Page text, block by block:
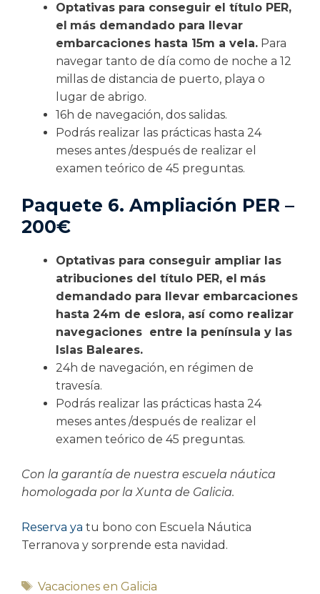
Optativas para conseguir el título PER,
el más demandado para llevar
embarcaciones hasta 15m a vela. Para
navegar tanto de día como de noche a 12
millas de distancia de puerto, playa o
lugar de abrigo.
16h de navegación, dos salidas.
Podrás realizar las prácticas hasta 24
meses antes /después de realizar el
examen teórico de 45 preguntas.
Paquete 6. Ampliación PER –
200€
Optativas para conseguir ampliar las
atribuciones del título PER, el más
demandado para llevar embarcaciones
hasta 24m de eslora, así como realizar
navegaciones entre la península y las
Islas Baleares.
24h de navegación, en régimen de
travesía.
Podrás realizar las prácticas hasta 24
meses antes /después de realizar el
examen teórico de 45 preguntas.
Con la garantía de nuestra escuela náutica
homologada por la Xunta de Galicia.
Reserva ya tu bono con Escuela Náutica
Terranova y sorprende esta navidad.
Vacaciones en Galicia